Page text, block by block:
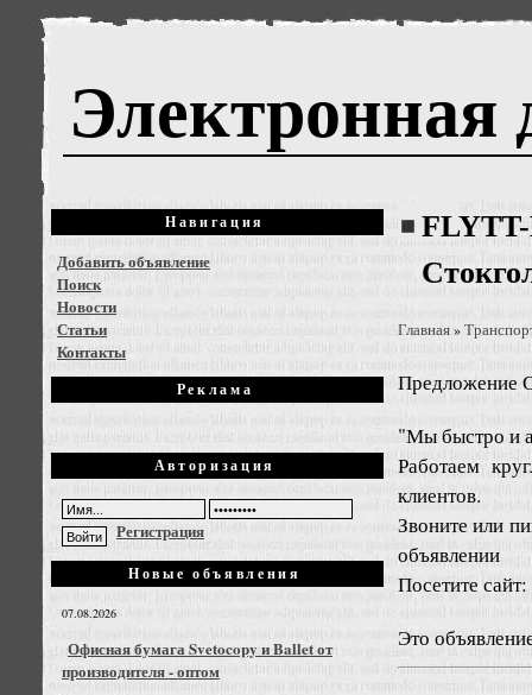
Электронная
Навигация
Добавить объявление
Поиск
Новости
Статьи
Контакты
Реклама
Авторизация
Регистрация
Новые объявления
07.08.2026
Офисная бумага Svetocopy и Ballet от
производителя - оптом
Главная»
Предложение
"Мы быстро и
Работаем
клиентов.
Звоните или
объявлении
Посетите
Это